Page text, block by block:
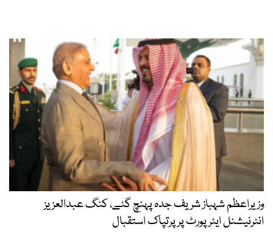
وزیراعظم شہباز شریف جدہ پہنچ گئے، کنگ عبدالعزیز
انٹرنیشنل ایئر پورٹ پر پرتپاک استقبال